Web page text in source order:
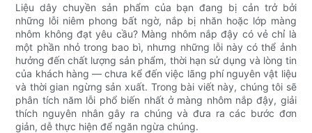
Liệu dây chuyền sản phẩm của bạn đang bị cản trở bởi
những lỗi niêm phong bất ngờ, nắp bị nhăn hoặc lớp màng
nhôm không đạt yêu cầu? Màng nhôm nắp đậy có vẻ chỉ là
một phần nhỏ trong bao bì, nhưng những lỗi này có thể ảnh
hưởng đến chất lượng sản phẩm, thời hạn sử dụng và lòng tin
của khách hàng — chưa kể đến việc lãng phí nguyên vật liệu
và thời gian ngừng sản xuất. Trong bài viết này, chúng tôi sẽ
phân tích năm lỗi phổ biến nhất ở màng nhôm nắp đậy, giải
thích nguyên nhân gây ra chúng và đưa ra các bước đơn
giản, dễ thực hiện để ngăn ngừa chúng.